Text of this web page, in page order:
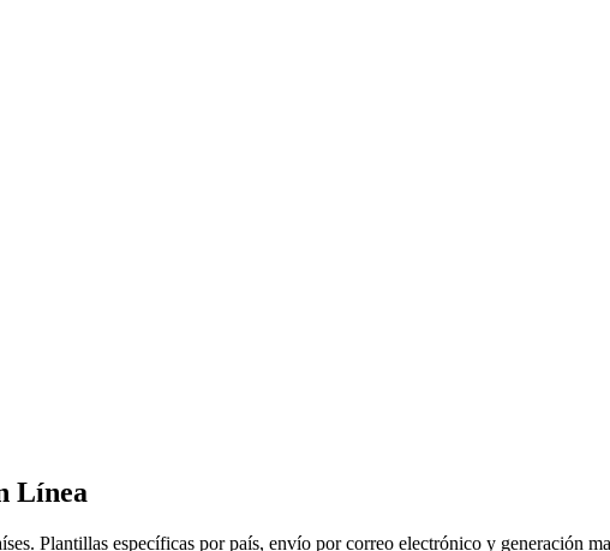
Línea
Plantillas específicas por país, envío por correo electrónico y generación